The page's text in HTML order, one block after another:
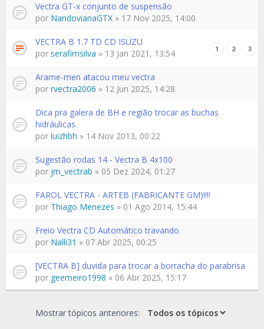
Vectra GT-x conjunto de suspensão
por NandovianaGTX » 17 Nov 2025, 14:00
VECTRA B 1.7 TD CD ISUZU
1 2 3
por serafimsilva » 13 Jan 2021, 13:54
Arame-men atacou meu vectra
por rvectra2006 » 12 Jun 2025, 14:28
Dica pra galera de BH e região trocar as buchas
hidráulicas.
por luizhbh » 14 Nov 2013, 00:22
Sugestão rodas 14 - Vectra B 4x100
por jm_vectrab » 05 Dez 2024, 01:27
FAROL VECTRA - ARTEB (FABRICANTE GM)!!!!
por Thiago Menezes » 01 Ago 2014, 15:44
Freio Vectra CD Automático travando
por Nalli31 » 07 Abr 2025, 00:25
[VECTRA B] duvida para trocar a borracha do parabrisa
por geemeiro1998 » 06 Abr 2025, 15:17
Mostrar tópicos anteriores: